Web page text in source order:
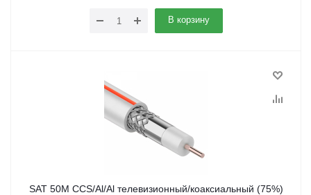
В корзину
SAT 50М ССS/Al/Al телевизионный/коаксиальный (75%)